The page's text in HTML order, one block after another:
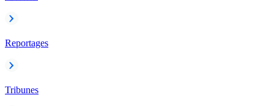
Reportages
Tribunes